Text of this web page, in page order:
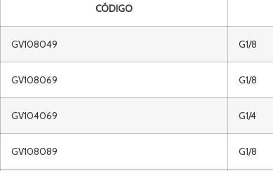
CÓDIGO
GV108049 G1/8
GV108069 G1/8
GV104069 G1/4
GV108089 G1/8